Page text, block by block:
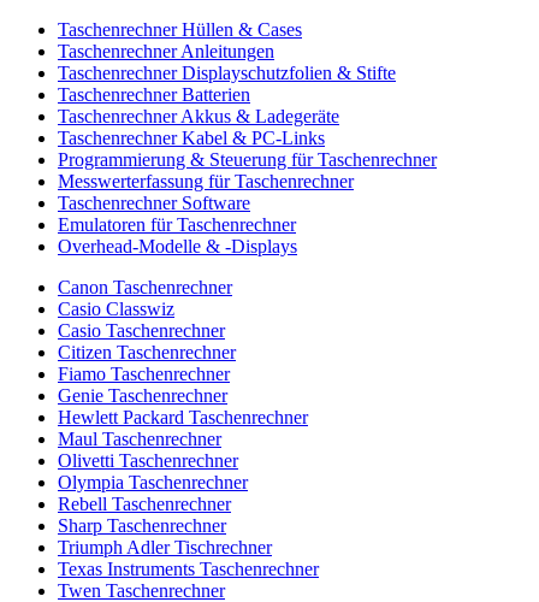
Taschenrechner Hüllen & Cases
Taschenrechner Anleitungen
Taschenrechner Displayschutzfolien & Stifte
Taschenrechner Batterien
Taschenrechner Akkus & Ladegeräte
Taschenrechner Kabel & PC-Links
Programmierung & Steuerung für Taschenrechner
Messwerterfassung für Taschenrechner
Taschenrechner Software
Emulatoren für Taschenrechner
Overhead-Modelle & -Displays
Canon Taschenrechner
Casio Classwiz
Casio Taschenrechner
Citizen Taschenrechner
Fiamo Taschenrechner
Genie Taschenrechner
Hewlett Packard Taschenrechner
Maul Taschenrechner
Olivetti Taschenrechner
Olympia Taschenrechner
Rebell Taschenrechner
Sharp Taschenrechner
Triumph Adler Tischrechner
Texas Instruments Taschenrechner
Twen Taschenrechner